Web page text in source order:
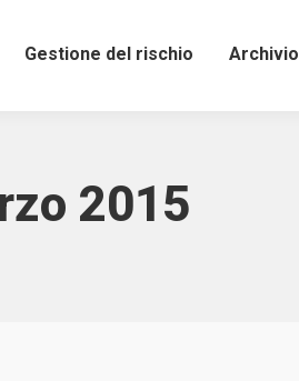
Gestione del rischio Archivio
2015